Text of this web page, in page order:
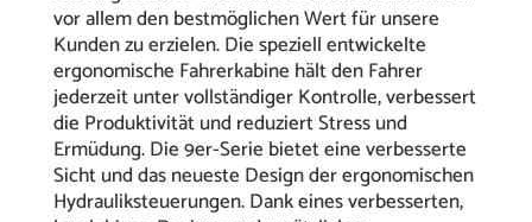
vor allem den bestmöglichen Wert für unsere
Kunden zu erzielen. Die speziell entwickelte
ergonomische Fahrerkabine hält den Fahrer
jederzeit unter vollständiger Kontrolle, verbessert
die Produktivität und reduziert Stress und
Ermüdung. Die 9er-Serie bietet eine verbesserte
Sicht und das neueste Design der ergonomischen
Hydrauliksteuerungen. Dank eines verbesserten,